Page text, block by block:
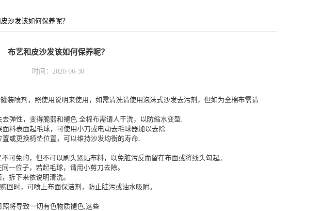
沙发该如何保养呢？
布艺和皮沙发该如何保养呢？
时间：2020-06-30
装喷剂，照使用说明来使用，如需清洗请使用泡沫式沙发去污剂，但如为全棉布需请
弹性，变得脆弱和褪色.全棉布需请人干洗，以防缩水变型.
料表面起毛球，可使用小刀或电动去毛球器加以去除.
或更换椅垫位置，可以维持沙发均衡的寿命.
可免的，但不可以刷头紧贴布料，以免脏污反而留在布面或将线头勾起。
一位子，若起毛球，请用小剪刀去除。
拆下来依说明清洗。
回时，可喷上布面保洁剂，防止脏污或油水吸附。
将导致一切有色物质褪色,这些